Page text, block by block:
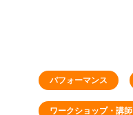
パフォーマンス
ワークショップ・講師